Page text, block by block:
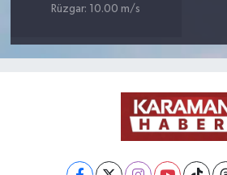
Rüzgar: 10.00 m/s